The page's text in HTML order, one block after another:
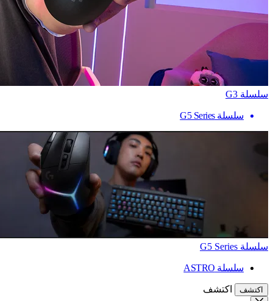
سلسلة G3
سلسلة G5 Series
سلسلة G5 Series
سلسلة ASTRO
اكتشف اكتشف